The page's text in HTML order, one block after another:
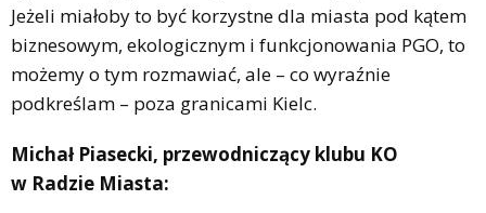
Jeżeli miałoby to być korzystne dla miasta pod kątem
biznesowym, ekologicznym i funkcjonowania PGO, to
możemy o tym rozmawiać, ale – co wyraźnie
podkreślam – poza granicami Kielc.
Michał Piasecki, przewodniczący klubu KO
w Radzie Miasta: